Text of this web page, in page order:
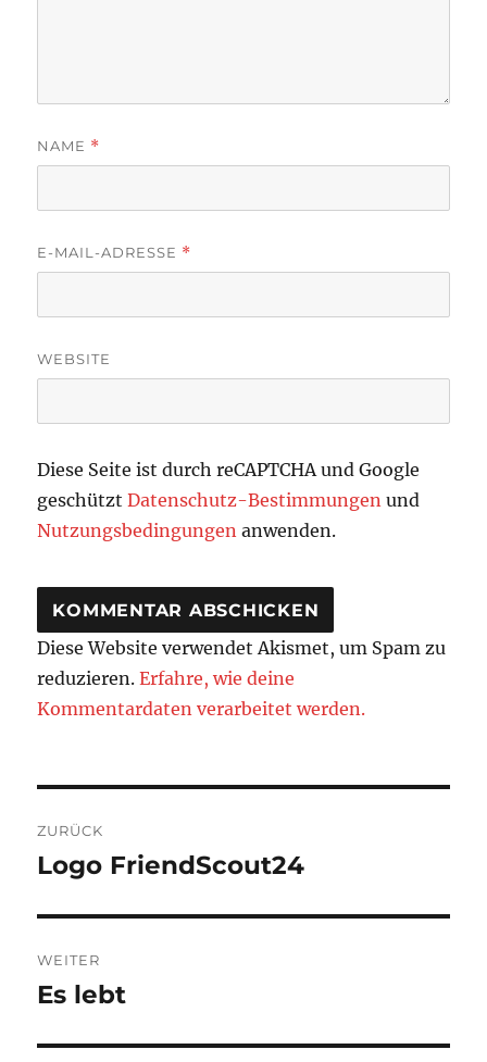
NAME *
E-MAIL-ADRESSE *
WEBSITE
Diese Seite ist durch reCAPTCHA und Google
geschütztDatenschutz-Bestimmungen und
Nutzungsbedingungen anwenden.
Diese Website verwendet Akismet, um Spam zu
reduzieren.Erfahre, wie deine
Kommentardaten verarbeitet werden.
ZURÜCK
Vorheriger
Logo FriendScout24
WEITER
Nächster
Es lebt